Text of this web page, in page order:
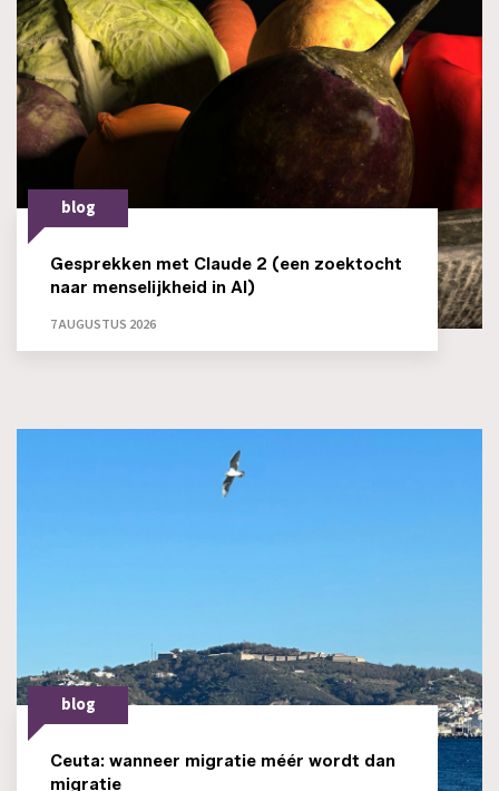
blog
Gesprekken met Claude 2 (een zoektocht
naar menselijkheid in AI)
7 AUGUSTUS 2026
blog
Ceuta: wanneer migratie méér wordt dan
migratie